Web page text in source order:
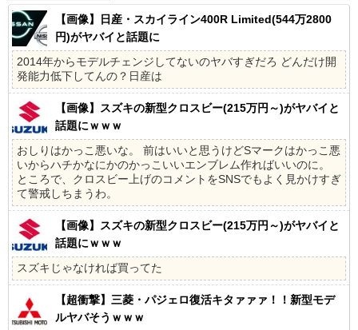
【画像】日産・スカイライン400R Limited(544万2800
円)がヤバイと話題に
2014年からモデルチェンジしてないのヤバすぎだろ どんだけ開
発能力低下してんの？日産は
【画像】スズキの新型クロスビー(215万円～)がヤバイと
話題にｗｗｗ
おしりはかっこ悪いな。 前はいいと思うけどSマークはかっこ悪
いからハチかなにかのかっこいいエンブレム作ればいいのに。
ところで、クロスビー上げのコメントをSNSでもよく見かけすぎ
て警戒しちまうわ。
【画像】スズキの新型クロスビー(215万円～)がヤバイと
話題にｗｗｗ
スズキじゃなければ買ってた
【超衝撃】三菱・パジェロ復活キタァァァ！！新型モデ
ルヤバそうｗｗｗ